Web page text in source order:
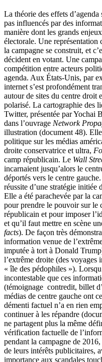
La théorie des effets
pas influencés par des
manière dont les grands
électorale. Une représentation
la campagne se construit, et
décident en votant. Une
compétition entre acteurs
agenda. Aux États-Unis, par
internet s’est profondément
autour de sites du centre droit
polarisé. La cartographie des
Twitter, présentée par Yochai
dans l’ouvrage Network
illustration (document 48).
politique sur les médias
droite conservatrice et ultra,
camp républicain. Le Wall
incarnaient jusqu’alors le
déportés vers le centre
réussite d’une stratégie initiée
Elle a été parachevée par la
pour prendre le pouvoir sur le
républicain et pour imposer
et qu’il faut mettre en scène
facts). De façon très
information venue de
imputée à tort à Donald
l’extrême droite (des
« île des pédophiles »).
incontestable que ces
(témoignage contredit, billet
médias de centre gauche ont
démenti factuel n’a en rien
continuer à les répandre
ne partagent plus la même
vérification factuelle de
pendant la campagne de
de leurs intérêts publicitaires,
importance aux scandales